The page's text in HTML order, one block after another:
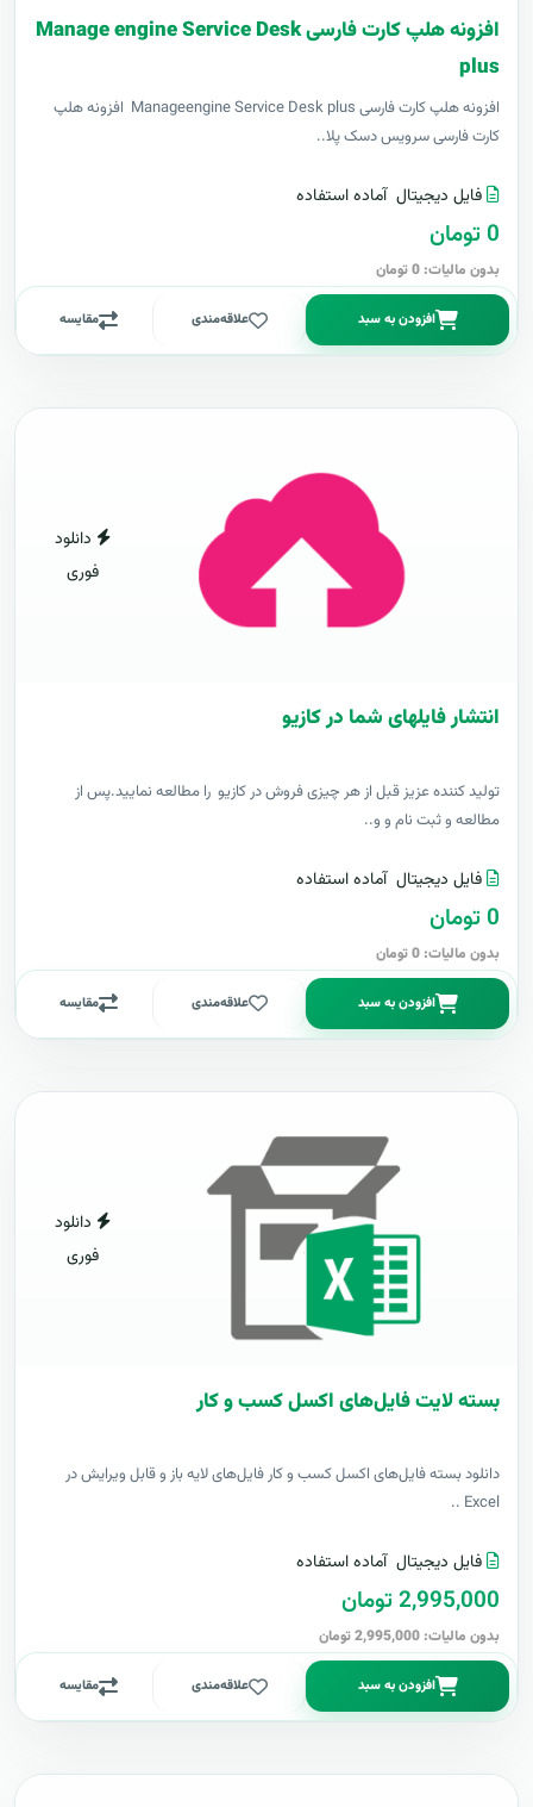
افزونه هلپ کارت فارسی Manage engine Service Desk
plus
افزونه هلپ کارت فارسی Manageengine Service Desk plus افزونه هلپ
کارت فارسی سرویس دسک پلا..
فایل دیجیتال آماده استفاده
0 تومان
بدون مالیات: 0 تومان
افزودن به سبد علاقه‌مندی مقایسه
دانلود
فوری
انتشار فایلهای شما در کازیو
توليد کننده عزيز قبل از هر چیزی فروش در کازیو را مطالعه نمایید.پس از
مطالعه و ثبت نام و و..
فایل دیجیتال آماده استفاده
0 تومان
بدون مالیات: 0 تومان
افزودن به سبد علاقه‌مندی مقایسه
دانلود
فوری
بسته لایت فایل‌های اکسل کسب و کار
دانلود بسته فایل‌های اکسل کسب و کار فایل‌های لایه باز و قابل ویرایش در
Excel ..
فایل دیجیتال آماده استفاده
2,995,000 تومان
بدون مالیات: 2,995,000 تومان
افزودن به سبد علاقه‌مندی مقایسه